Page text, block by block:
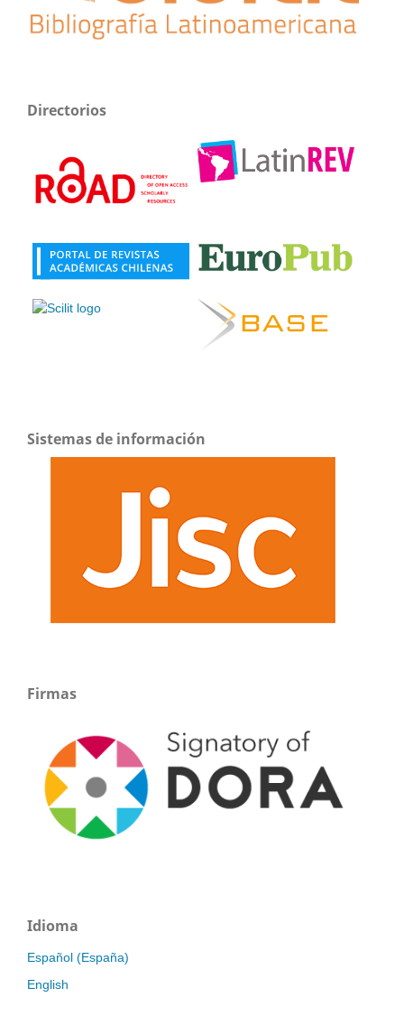
Directorios
Sistemas de información
Firmas
Idioma
Español (España)
English